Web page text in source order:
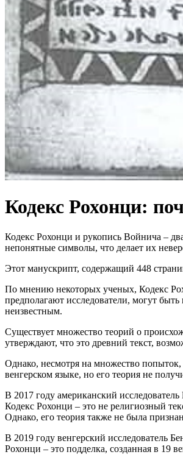
Кодекс Рохонци:
Кодекс Рохонци и рукопись Войнича –
непонятные символы, что делает их
Этот манускрипт, содержащий 448
По мнению некоторых ученых, Кодекс
предполагают исследователи, могут
неизвестным.
Существует множество теорий о
утверждают, что это древний текст,
Однако, несмотря на множество
венгерском языке, но его теория не
В 2017 году американский
Кодекс Рохонци – это не религиозный
Однако, его теория также не была
В 2019 году венгерский исследователь
Рохонци – это подделка, созданная в 19